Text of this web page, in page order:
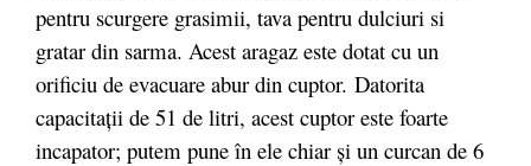
pentru scurgere grasimii, tava pentru dulciuri si
gratar din sarma. Acest aragaz este dotat cu un
orificiu de evacuare abur din cuptor. Datorita
capacitații de 51 de litri, acest cuptor este foarte
incapator; putem pune în ele chiar și un curcan de 6